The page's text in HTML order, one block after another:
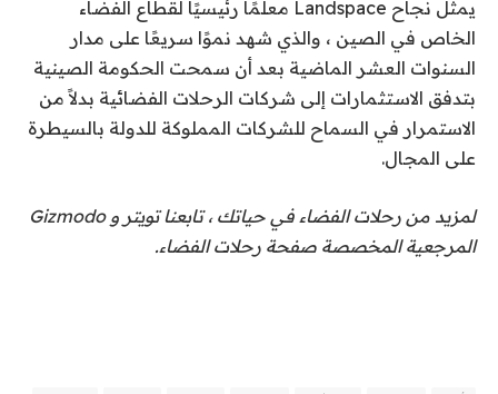
يمثل نجاح Landspace معلمًا رئيسيًا لقطاع الفضاء
الخاص في الصين ، والذي شهد نموًا سريعًا على مدار
السنوات العشر الماضية بعد أن سمحت الحكومة الصينية
بتدفق الاستثمارات إلى شركات الرحلات الفضائية بدلاً من
الاستمرار في السماح للشركات المملوكة للدولة بالسيطرة
على المجال.
لمزيد من رحلات الفضاء في حياتك ، تابعناتويتر
و Gizmodo
المرجعية المخصصة صفحة رحلات الفضاء.